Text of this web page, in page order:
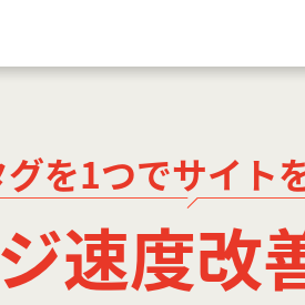
グを1つでサイト
速度改